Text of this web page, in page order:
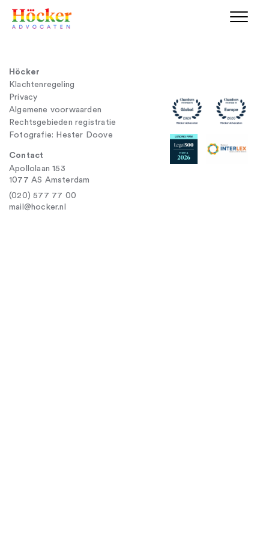
Höcker
Klachtenregeling
Privacy
Algemene voorwaarden
Rechtsgebieden registratie
Fotografie: Hester Doove
Contact
Apollolaan 153
1077 AS Amsterdam
(020) 577 77 00
mail@hocker.nl